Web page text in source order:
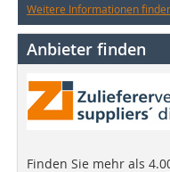
Weitere Informationen
Anbieter finden
Finden Sie mehr als